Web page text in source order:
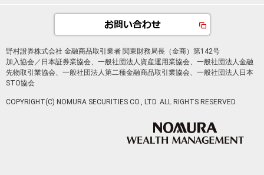
野村證券株式会社 金融商品取引業者 関東財務局長（金商）第142号
加入協会／日本証券業協会、一般社団法人資産運用業協会、一般社団法人金融
先物取引業協会、一般社団法人第二種金融商品取引業協会、一般社団法人日本
STO協会
COPYRIGHT(C) NOMURA SECURITIES CO., LTD. ALL RIGHTS RESERVED.